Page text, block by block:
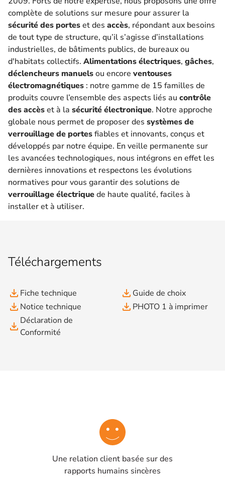
complète de solutions sur mesure pour assurer la
sécurité des porteset des accès, répondant aux besoins
de tout type de structure, qu’il s’agisse d’installations
industrielles, de bâtiments publics, de bureaux ou
d'habitats collectifs. Alimentations électriques, gâches,
déclencheurs manuelsou encore ventouses
électromagnétiques : notre gamme de 15 familles de
produits couvre l’ensemble des aspects liés au contrôle
des accèset à la sécurité électronique. Notre approche
globale nous permet de proposer des systèmes de
verrouillage de portesfiables et innovants, conçus et
développés par notre équipe. En veille permanente sur
les avancées technologiques, nous intégrons en effet les
dernières innovations et respectons les évolutions
normatives pour vous garantir des solutions de
verrouillage électriquede haute qualité, faciles à
installer et à utiliser.
Téléchargements
file_download Fiche technique
file_download Notice technique
file_download Déclaration de
Conformité
file_download Guide de choix
file_download PHOTO 1 à imprimer
Une relation client basée sur des
rapports humains sincères